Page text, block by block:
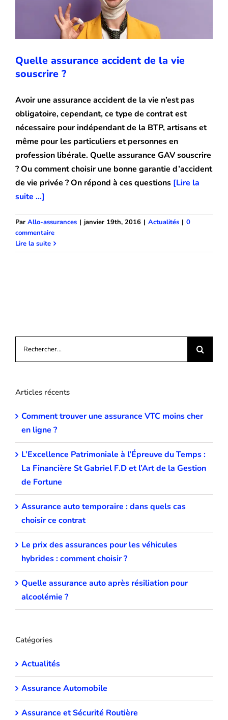
Quelle assurance accident de la vie
souscrire ?
Avoir une assurance accident de la vie n’est pas
obligatoire, cependant, ce type de contrat est
nécessaire pour indépendant de la BTP, artisans et
même pour les particuliers et personnes en
profession libérale. Quelle assurance GAV souscrire
? Ou comment choisir une bonne garantie d’accident
de vie privée ? On répond à ces questions [Lire la
suite ...]
Par Allo-assurances | janvier 19th, 2016 | Actualités | 0
commentaire
Lire la suite
Articles récents
Comment trouver une assurance VTC moins cher
en ligne ?
L’Excellence Patrimoniale à l’Épreuve du Temps :
La Financière St Gabriel F.D et l’Art de la Gestion
de Fortune
Assurance auto temporaire : dans quels cas
choisir ce contrat
Le prix des assurances pour les véhicules
hybrides : comment choisir ?
Quelle assurance auto après résiliation pour
alcoolémie ?
Catégories
Actualités
Assurance Automobile
Assurance et Sécurité Routière